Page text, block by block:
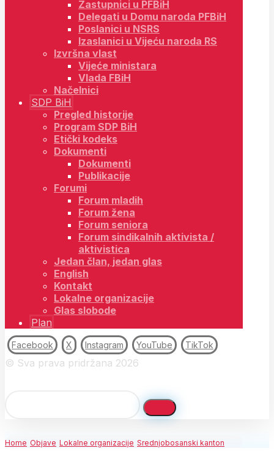
Zastupnici u PFBiH
Delegati u Domu naroda PFBiH
Poslanici u NSRS
Izaslanici u Vijeću naroda RS
Izvršna vlast
Vijeće ministara
Vlada FBiH
Načelnici
SDP BiH
Pregled historije
Program SDP BiH
Etički kodeks
Dokumenti
Dokumenti
Publikacije
Forumi
Forum mladih
Forum žena
Forum seniora
Forum sindikalnih aktivista /
aktivistica
Jedan član, jedan glas
English
Kontakt
Lokalne organizacije
Glas slobode
Plan
Facebook X Instagram YouTube TikTok
© Sva prava pridržana 2026
Home Objave Lokalne organizacije Srednjobosanski kanton